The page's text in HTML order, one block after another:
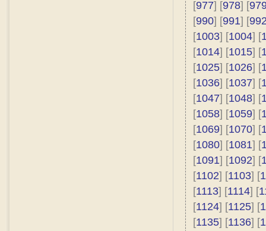
[977] [978] [
[990] [991] [
[1003] [1004] [
[1014] [1015] [
[1025] [1026] [
[1036] [1037] [
[1047] [1048] [
[1058] [1059] [
[1069] [1070] [
[1080] [1081] [
[1091] [1092] [
[1102] [1103] [
[1113] [1114] [
[1124] [1125] [
[1135] [1136] [